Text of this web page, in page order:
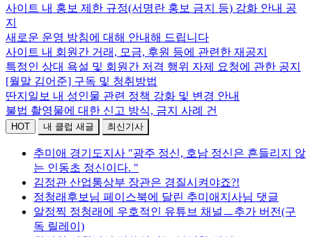
사이트 내 홍보 제한 규정(서명란 홍보 금지 등) 강화 안내 공
지
새로운 운영 방침에 대해 안내해 드립니다
사이트 내 회원간 거래, 모금, 후원 등에 관련한 재공지
특정인 상대 욕설 및 회원간 저격 행위 자제 요청에 관한 공지
[월말 김어준] 구독 및 청취방법
딴지일보 내 성인물 관련 정책 강화 및 변경 안내
불법 촬영물에 대한 신고 방식, 금지 사례 건
HOT 내 클럽 새글 최신기사
추미애 경기도지사 "광주 정신, 호남 정신은 흔들리지 않
는 인동초 정신이다. "
김정관 산업통상부 장관은 경질시켜야죠?!
정청래후보님 페이스북에 달린 추미애지사님 댓글
알정찍 정청래에 우호적인 유튜브 채널ㅡ추가 버전(구
독 릴레이)